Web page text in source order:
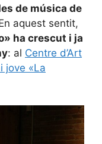
de música de
aquest sentit,
ha crescut i ja
: al Centre d’Art
jove «La